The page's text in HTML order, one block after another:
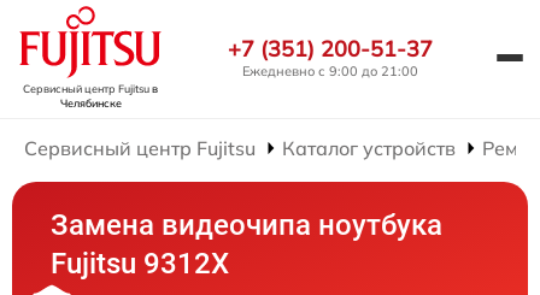
Сервисный центр Fujitsuв
Челябинске
+7 (351) 200-51-37
Ежедневно с 9:00 до 21:00
Сервисный центр Fujitsu Каталог устройств
Замена видеочипа ноутбука
Fujitsu 9312X